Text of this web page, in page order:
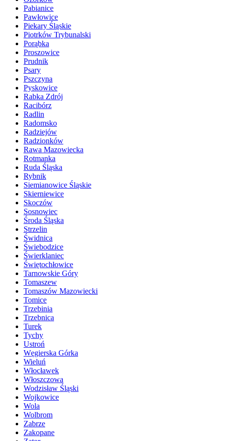
Pabianice
Pawłowice
Piekary Śląskie
Piotrków Trybunalski
Porąbka
Proszowice
Prudnik
Psary
Pszczyna
Pyskowice
Rabka Zdrój
Racibórz
Radlin
Radomsko
Radziejów
Radzionków
Rawa Mazowiecka
Rotmanka
Ruda Śląska
Rybnik
Siemianowice Śląskie
Skierniewice
Skoczów
Sosnowiec
Środa Śląska
Strzelin
Świdnica
Świebodzice
Świerklaniec
Świętochłowice
Tarnowskie Góry
Tomaszew
Tomaszów Mazowiecki
Tomice
Trzebinia
Trzebnica
Turek
Tychy
Ustroń
Węgierska Górka
Wieluń
Włocławek
Włoszczowa
Wodzisław Śląski
Wojkowice
Wola
Wolbrom
Zabrze
Zakopane